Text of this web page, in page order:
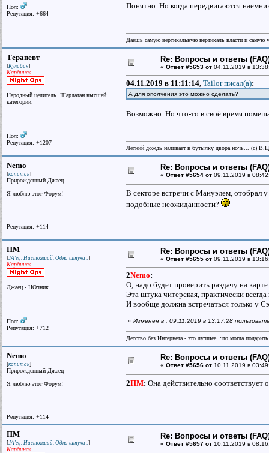
Пол:
Репутация: +664
Понятно. Но когда передвигаются
Даешь самую вертикальную вертикаль власти и
Терапевт
[Кулибин]
Кардинал
Народный целитель. Шарлатан высшей
категории.
Пол:
Репутация: +1207
Re: Вопросы и ответы
« Ответ #5653 от 04.11.2019 в
04.11.2019 в 11:11:14, Tailor писал(a):
А для ополчения это можно сделать?
Возможно. Но что-то в своё время
Летний дождь наливает в бутылку двора ночь... (с)
Nemo
[капитан]
Прирожденный Джаец
Я люблю этот Форум!
Репутация: +114
Re: Вопросы и ответы
« Ответ #5654 от 09.11.2019 в
В секторе встречи с Мануэлем, отобрал
подобные неожиданности?
ПМ
[JA'ец. Настоящий. Одна штука :]
Кардинал
Джаец - НОчник
Пол:
Репутация: +712
Re: Вопросы и ответы
« Ответ #5655 от 09.11.2019 в
2Nemo:
О, надо будет проверить раздачу на карте.
Эта штука читерская, практически
И вообще должна встречаться только у
« Изменён в : 09.11.2019 в 13:17:28
Детство без Интернета - это лучшее, что могла
Nemo
[капитан]
Прирожденный Джаец
Я люблю этот Форум!
Репутация: +114
Re: Вопросы и ответы
« Ответ #5656 от 10.11.2019 в
2ПМ: Она действительно соответствует
ПМ
[JA'ец. Настоящий. Одна штука :]
Кардинал
Re: Вопросы и ответы
« Ответ #5657 от 10.11.2019 в